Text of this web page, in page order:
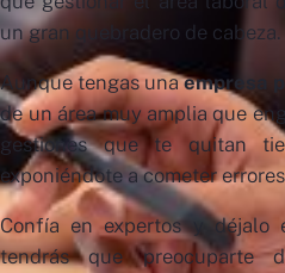
un gran quebradero de cabeza.
Aunque tengas unaempresa
de un área muy amplia que
gestiones que te quitan
exponiéndote a cometer
Confía en expertos y déjalo
tendrás que